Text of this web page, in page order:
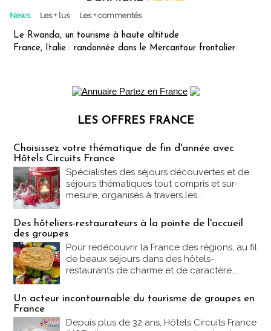
News Les + lus Les + commentés
Le Rwanda, un tourisme à haute altitude
France, Italie : randonnée dans le Mercantour frontalier
LES OFFRES FRANCE
Choisissez votre thématique de fin d'année avec
Hôtels Circuits France
Spécialistes des séjours découvertes et de
séjours thématiques tout compris et sur-
mesure, organisés à travers les...
Des hôteliers-restaurateurs à la pointe de l'accueil
des groupes
Pour redécouvrir la France des régions, au fil
de beaux séjours dans des hôtels-
restaurants de charme et de caractère....
Un acteur incontournable du tourisme de groupes en
France
Depuis plus de 32 ans, Hôtels Circuits France